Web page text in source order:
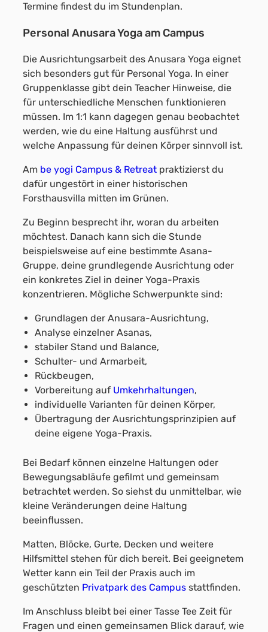
Termine findest du im Stundenplan.
Personal Anusara Yoga am Campus
Die Ausrichtungsarbeit des Anusara Yoga eignet
sich besonders gut für Personal Yoga. In einer
Gruppenklasse gibt dein Teacher Hinweise, die
für unterschiedliche Menschen funktionieren
müssen. Im 1:1 kann dagegen genau beobachtet
werden, wie du eine Haltung ausführst und
welche Anpassung für deinen Körper sinnvoll ist.
Am be yogi Campus & Retreat praktizierst du
dafür ungestört in einer historischen
Forsthausvilla mitten im Grünen.
Zu Beginn besprecht ihr, woran du arbeiten
möchtest. Danach kann sich die Stunde
beispielsweise auf eine bestimmte Asana-
Gruppe, deine grundlegende Ausrichtung oder
ein konkretes Ziel in deiner Yoga-Praxis
konzentrieren. Mögliche Schwerpunkte sind:
Grundlagen der Anusara-Ausrichtung,
Analyse einzelner Asanas,
stabiler Stand und Balance,
Schulter- und Armarbeit,
Rückbeugen,
Vorbereitung auf Umkehrhaltungen,
individuelle Varianten für deinen Körper,
Übertragung der Ausrichtungsprinzipien auf
deine eigene Yoga-Praxis.
Bei Bedarf können einzelne Haltungen oder
Bewegungsabläufe gefilmt und gemeinsam
betrachtet werden. So siehst du unmittelbar, wie
kleine Veränderungen deine Haltung
beeinflussen.
Matten, Blöcke, Gurte, Decken und weitere
Hilfsmittel stehen für dich bereit. Bei geeignetem
Wetter kann ein Teil der Praxis auch im
geschützten Privatpark des Campus stattfinden.
Im Anschluss bleibt bei einer Tasse Tee Zeit für
Fragen und einen gemeinsamen Blick darauf, wie